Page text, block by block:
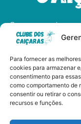
Para fornecer as
cookies para armazenar
consentimento para
como comportamento de
consentir ou retirar o
recursos e funções.
Somos
dedicados a
nossas praias,
Clube dos Caiçaras